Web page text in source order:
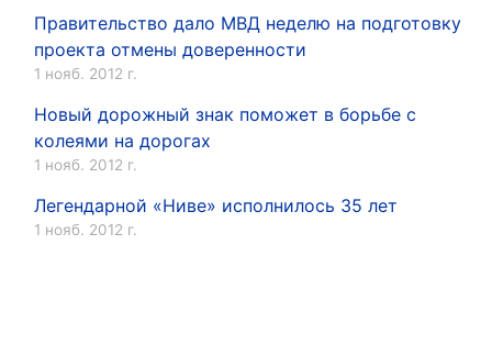
Правительство дало МВД неделю на подготовку
проекта отмены доверенности
1 нояб. 2012 г.
Новый дорожный знак поможет в борьбе с
колеями на дорогах
1 нояб. 2012 г.
Легендарной «Ниве» исполнилось 35 лет
1 нояб. 2012 г.